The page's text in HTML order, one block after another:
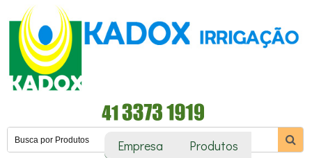
Empresa
Produtos